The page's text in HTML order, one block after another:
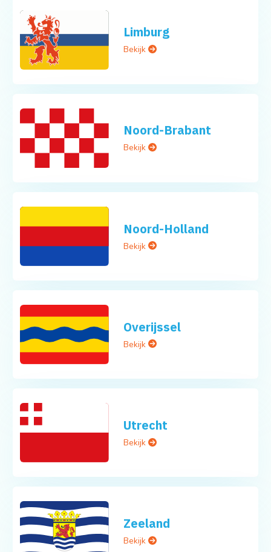
Limburg
Bekijk
Noord-Brabant
Bekijk
Noord-Holland
Bekijk
Overijssel
Bekijk
Utrecht
Bekijk
Zeeland
Bekijk